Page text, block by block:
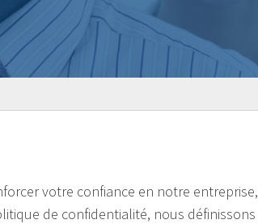
votre confiance en notre entreprise,
de confidentialité, nous définissons